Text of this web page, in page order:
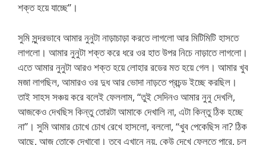
শক্ত হয়ে যাচ্ছে”।
সুমি সুন্দরভাবে আমার নুনুটা নাড়াচাড়া করতে লাগলো আর মিটিমিটি হাসতে
লাগলো। আমার নুনুটা শক্ত করে ধরে ওর হাত উপর নিচে নাড়াতে লাগলো।
এতে আমার নুনুটা আরও শক্ত হয়ে লোহার রডের মত হয়ে গেল। আমার খুব
মজা লাগছিল, আমারও ওর দুধ আর ভোদা নাড়তে প্রচন্ড ইচ্ছে করছিল।
তাই সাহস সঞ্চয় করে বলেই ফেললাম, “তুই সেদিনও আমার নুনু দেখলি,
আজকেও দেখছিস কিন্তু তোরটা আমাকে দেখালি না, এটা কিন্তু ঠিক হচ্ছে
না”। সুমি আমার চোখে চোখ রেখে হাসলো, বললো, “খুব পেকেছিস না? ঠিক
আছে, আজ তোকে দেখাবো। তবে এখানে নয়, কেউ দেখে ফেলতে পারে, চল